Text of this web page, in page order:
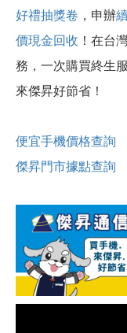
好禮抽獎卷 ，申辦
價現金回收 ！ 在台
務，一次購買終生
來傑昇好節省！
便宜手機價格查詢
傑昇門市據點查詢